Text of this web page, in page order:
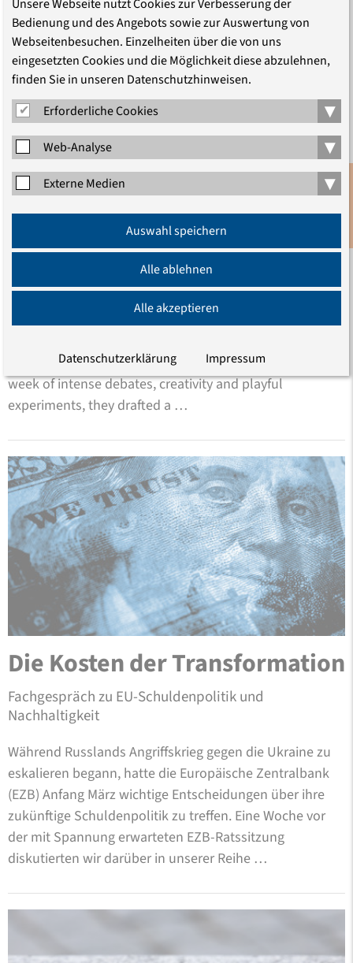
No one should be left behind
What do we need for a just transition into a
Three academies of Oikosnet Europe, the European
network of Christian academies, met with a group of 21
for a just transition into a sustainable future. During a
week of intense debates, creativity and playful
experiments, they drafted a …
Die Kosten der Transformation
Fachgespräch zu EU-Schuldenpolitik und
Nachhaltigkeit
Während Russlands Angriffskrieg gegen die Ukraine zu
eskalieren begann, hatte die Europäische Zentralbank
(EZB) Anfang März wichtige Entscheidungen über ihre
zukünftige Schuldenpolitik zu treffen. Eine Woche vor
der mit Spannung erwarteten EZB-Ratssitzung
diskutierten wir darüber in unserer Reihe …
Anmeldung
Unsere Webseite nutzt Cookies zur Verbesserung der
Bedienung und des Angebots sowie zur Auswertung von
Webseitenbesuchen. Einzelheiten über die von uns
eingesetzten Cookies und die Möglichkeit diese abzulehnen,
finden Sie in unseren Datenschutzhinweisen.
Erforderliche Cookies
▾
Web-Analyse ▾
Externe Medien ▾
Auswahl speichern
Alle ablehnen
Alle akzeptieren
Datenschutzerklärung Impressum